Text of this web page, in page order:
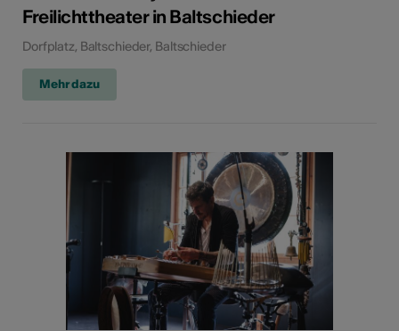
Freilichttheater in Baltschieder
Dorfplatz, Baltschieder, Baltschieder
Mehr dazu